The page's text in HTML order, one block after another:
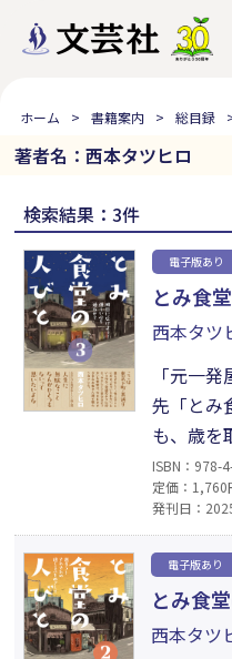
ホーム 書籍案内 総目録
著者名：西本タツヒロ
検索結果：3件
電子版あり
とみ食
西本タツ
「元一
先「とみ
も、歳を
て、おい
だ。それ
を抱え
かもしれ
とは力を
と。それ
を与えて
ISBN：978-
定価：1,760
発刊日：
電子版あり
とみ食
西本タツ